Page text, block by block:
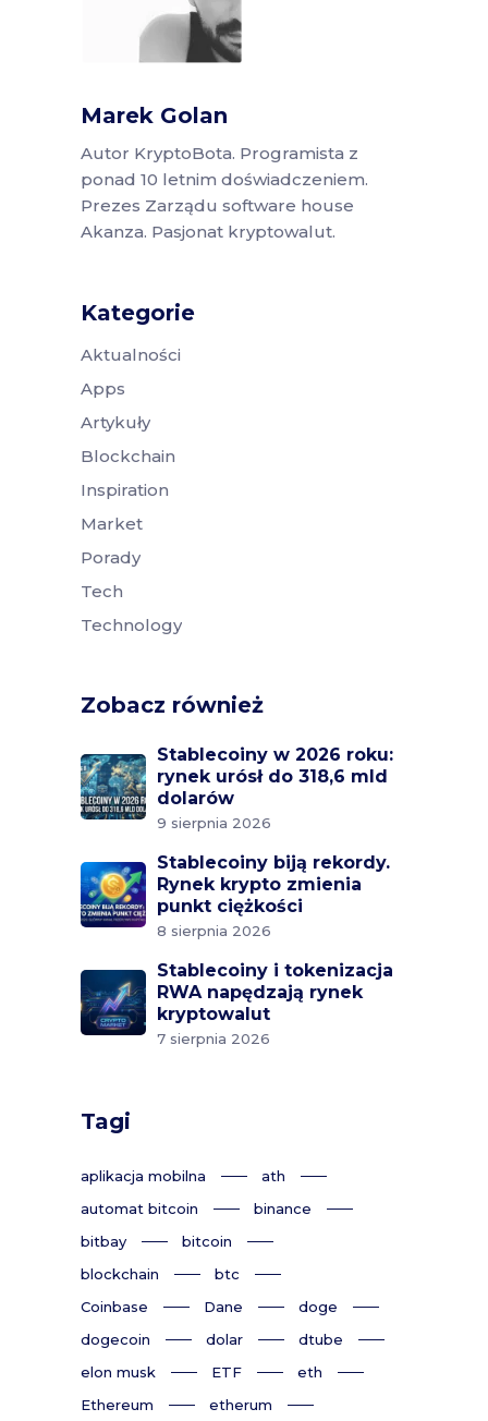
Marek Golan
Autor KryptoBota. Programista z
ponad 10 letnim doświadczeniem.
Prezes Zarządu software house
Akanza. Pasjonat kryptowalut.
Kategorie
Aktualności
Apps
Artykuły
Blockchain
Inspiration
Market
Porady
Tech
Technology
Zobacz również
Stablecoiny w 2026 roku:
rynek urósł do 318,6 mld
dolarów
9 sierpnia 2026
Stablecoiny biją rekordy.
Rynek krypto zmienia
punkt ciężkości
8 sierpnia 2026
Stablecoiny i tokenizacja
RWA napędzają rynek
kryptowalut
7 sierpnia 2026
Tagi
aplikacja mobilna
ath
automat bitcoin
binance
bitbay
bitcoin
blockchain
btc
Coinbase
Dane
doge
dogecoin
dolar
dtube
elon musk
ETF
eth
Ethereum
etherum